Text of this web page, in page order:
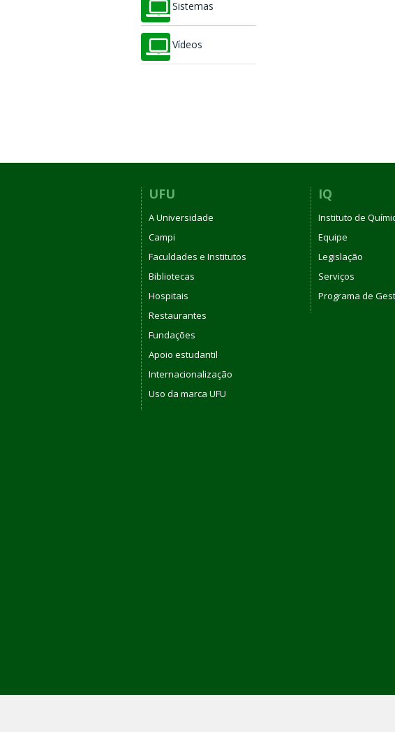
Sistemas
Vídeos
UFU
A Universidade
Campi
Faculdades e Institutos
Bibliotecas
Hospitais
Restaurantes
Fundações
Apoio estudantil
Internacionalização
Uso da marca UFU
IQ
Instituto de
Equipe
Legislação
Serviços
Programa de